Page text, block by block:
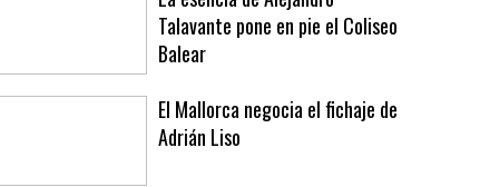
Talavante pone en pie el Coliseo
Balear